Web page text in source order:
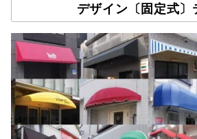
ジ
送
り
デザイン〔固定式〕